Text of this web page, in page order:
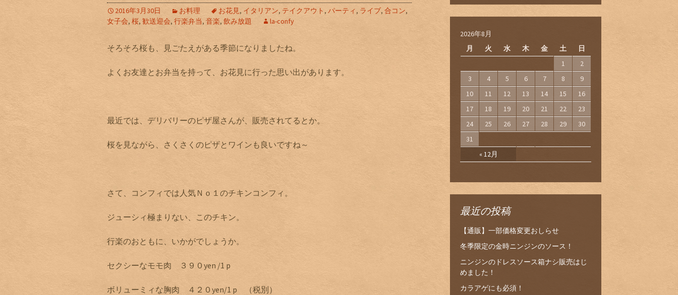
2016年3月30日 お料理 お花見, イタリアン, テイクアウト , パーティ , ライブ, 合コン,
女子会, 桜, 歓送迎会, 行楽弁当, 音楽, 飲み放題 la-confy
そろそろ桜も、見ごたえがある季節になりましたね。
よくお友達とお弁当を持って、お花見に行った思い出があります。
最近では、デリバリーのピザ屋さんが、販売されてるとか。
桜を見ながら、さくさくのピザとワインも良いですね～
さて、コンフィでは人気Ｎｏ１のチキンコンフィ。
ジューシィ極まりない、このチキン。
行楽のおともに、いかがでしょうか。
セクシーなモモ肉 ３９０yen /1 p
ボリューミィな胸肉 ４２０yen/1 p （税別）
2026年8月
月
火 水 木 金 土 日
« 12月
1
2
3
4 5 6 7 8
9
10
11 12 13 14 15
16
17
18 19 20 21 22
23
24
25 26 27 28 29
30
31
最近の投稿
【通販】一部価格変更おしらせ
冬季限定の金時ニンジンのソース！
ニンジンのドレスソース箱ナシ販売はじ
めました！
カラアゲにも必須！